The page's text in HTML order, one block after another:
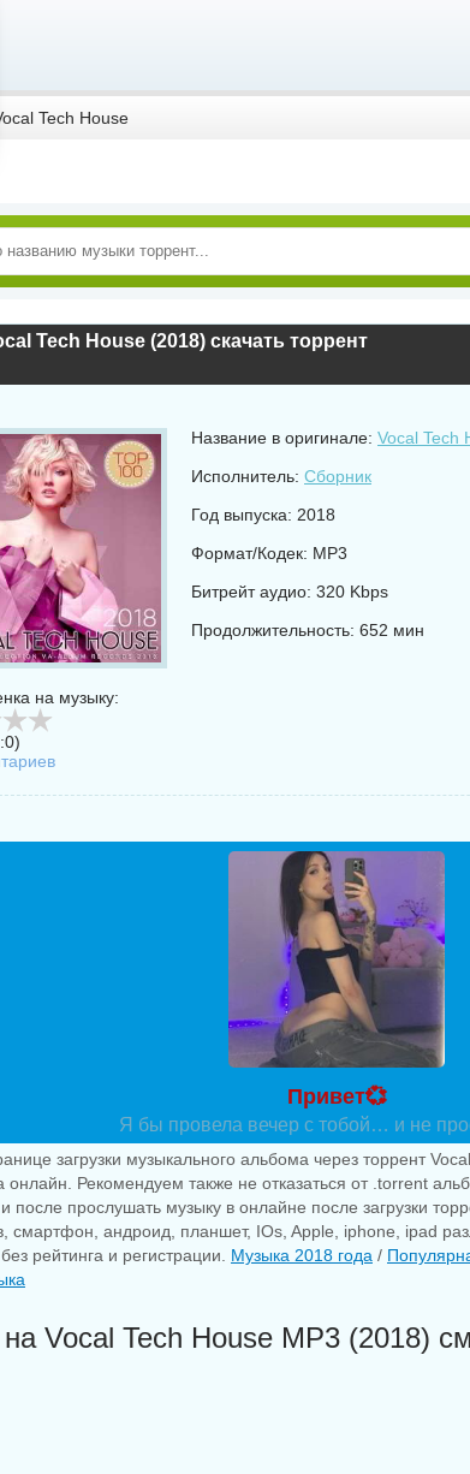
Tech House
Tech House (2018) скачать торрент
на музыку:
0)
Название в оригинале: Vocal Tech
Исполнитель: Сборник
Год выпуска: 2018
Формат/Кодек: MP3
Битрейт аудио: 320 Kbps
Продолжительность: 652 мин
Привет💞
Я бы провела вечер с тобой… и не
загрузки музыкального альбома через торрент
онлайн. Рекомендуем также не отказаться от .torrent
и после прослушать музыку в онлайне после загрузки
смартфон, андроид, планшет, IOs, Apple, iphone, ipad
рейтинга и регистрации. Музыка 2018 года /
Vocal Tech House MP3 (2018)